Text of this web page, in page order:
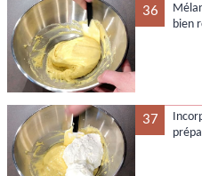
36
bien
37